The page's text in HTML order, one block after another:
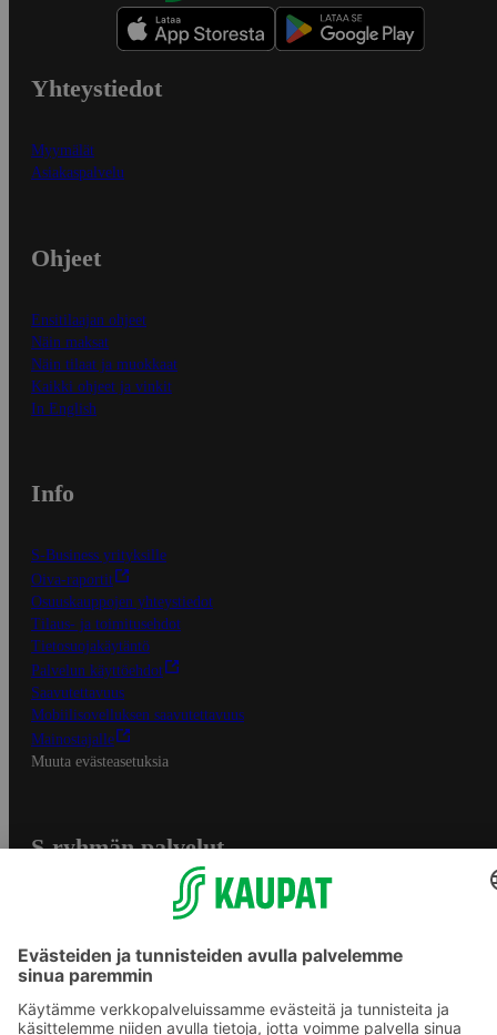
Yhteystiedot
Myymälät
Asiakaspalvelu
Ohjeet
Ensitilaajan ohjeet
Näin maksat
Näin tilaat ja muokkaat
Kaikki ohjeet ja vinkit
In English
Info
S-Business yrityksille
Oiva-raportit
Osuuskauppojen yhteystiedot
Tilaus- ja toimitusehdot
Tietosuojakäytäntö
Palvelun käyttöehdot
Saavutettavuus
Mobiilisovelluksen saavutettavuus
Mainostajalle
Muuta evästeasetuksia
S-ryhmän palvelut
Yhteishyvä Ruoka -sovellus
S-ostoslista -sovellus
Prisma.fi